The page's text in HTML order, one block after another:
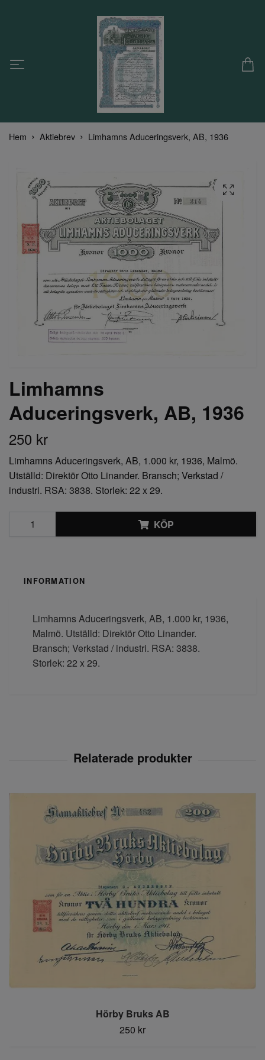
Hem Aktiebrev Limhamns Aduceringsverk, AB, 1936
Limhamns
Aduceringsverk, AB, 1936
250 kr
Limhamns Aduceringsverk, AB, 1.000 kr, 1936, Malmö.
Utställd: Direktör Otto Linander. Bransch; Verkstad /
industri. RSA: 3838. Storlek: 22 x 29.
KÖP
INFORMATION
Limhamns Aduceringsverk, AB, 1.000 kr, 1936,
Malmö. Utställd: Direktör Otto Linander.
Bransch; Verkstad / industri. RSA: 3838.
Storlek: 22 x 29.
Hörby Bruks AB
250 kr